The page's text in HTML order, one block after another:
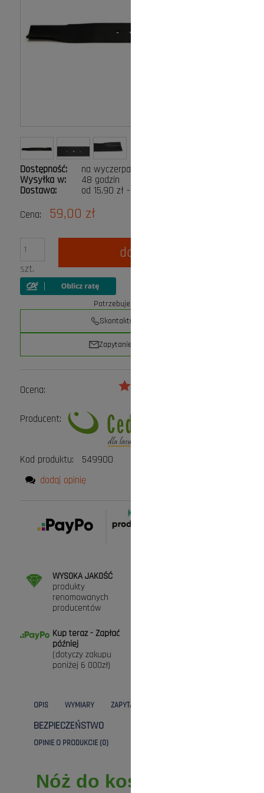
Dostępność:
na wyczerpaniu
Wysyłka w:
48 godzin
Dostawa:
od 15,90 zł - Paczkomat InPost
Cena: 59,00 zł
szt.
do koszyka
Potrzebujesz pomocy?
Skontaktuj się z nami
Zapytanie przez e-mail
Ocena:
Producent:
Kod produktu:
549900
dodaj opinię
WYSOKA JAKOŚĆ
produkty
renomowanych
producentów
Kup teraz - Zapłać
później
(dotyczy zakupu
poniżej 6 000zł)
OPIS WYMIARY ZAPYTANIE
BEZPIECZEŃSTWO
OPINIE O PRODUKCIE (0)
Nóż do kosiarki Boss